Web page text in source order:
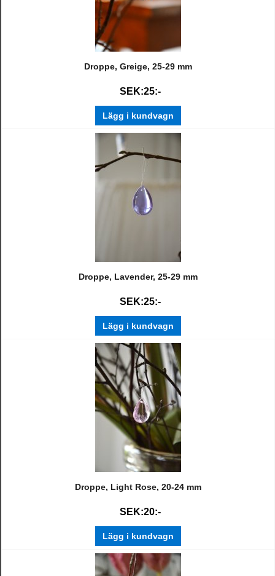
Droppe, Greige, 25-29 mm
SEK:25:-
Lägg i kundvagn
Droppe, Lavender, 25-29 mm
SEK:25:-
Lägg i kundvagn
Droppe, Light Rose, 20-24 mm
SEK:20:-
Lägg i kundvagn